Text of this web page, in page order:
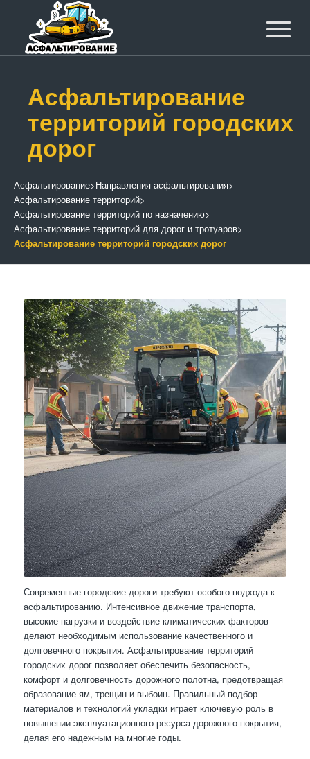
Асфальтирование
территорий городских
дорог
Асфальтирование>Направления асфальтирования>
Асфальтирование территорий>
Асфальтирование территорий по назначению>
Асфальтирование территорий для дорог и тротуаров>
Асфальтирование территорий городских дорог
Современные городские дороги требуют особого подхода к
асфальтированию. Интенсивное движение транспорта,
высокие нагрузки и воздействие климатических факторов
делают необходимым использование качественного и
долговечного покрытия. Асфальтирование территорий
городских дорог позволяет обеспечить безопасность,
комфорт и долговечность дорожного полотна, предотвращая
образование ям, трещин и выбоин. Правильный подбор
материалов и технологий укладки играет ключевую роль в
повышении эксплуатационного ресурса дорожного покрытия,
делая его надежным на многие годы.